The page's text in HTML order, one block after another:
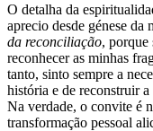
O detalha da
aprecio desde génese da
da reconciliação, porque
reconhecer as minhas
tanto, sinto sempre a
história e de reconstruir
Na verdade, o convite é
transformação pessoal